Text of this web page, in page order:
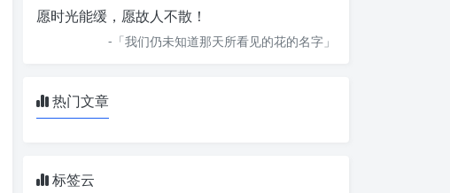
愿时光能缓，愿故人不散！
-「我们仍未知道那天所看见的花的名字 」
热门文章
标签云